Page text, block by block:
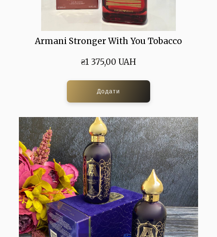
Armani Stronger With You Tobacco
₴1 375,00 UAH
Додати